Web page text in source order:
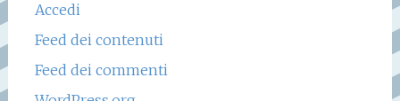
Accedi
Feed dei contenuti
Feed dei commenti